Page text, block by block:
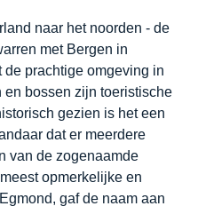
naar het noorden - de
met Bergen in
prachtige omgeving in
bossen zijn toeristische
gezien is het een
dat er meerdere
van de zogenaamde
opmerkelijke en
gaf de naam aan